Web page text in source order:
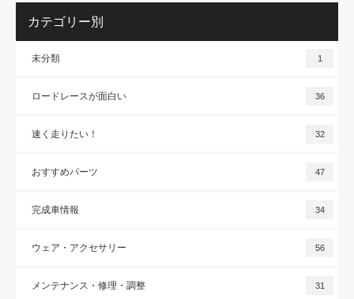
カテゴリー別
未分類 1
ロードレースが面白い 36
速く走りたい！ 32
おすすめパーツ 47
完成車情報 34
ウェア・アクセサリー 56
メンテナンス・修理・調整 31